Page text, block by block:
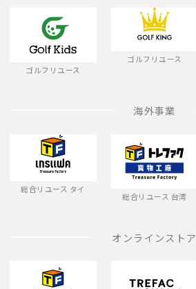
ゴルフリユース
ゴルフリユース
海外事業
総合リユース タイ
総合リユース 台湾
オンラインストア